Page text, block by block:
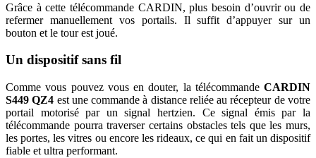
Grâce à cette télécommande CARDIN, plus besoin d’ouvrir ou de
refermer manuellement vos portails. Il suffit d’appuyer sur un
bouton et le tour est joué.
Un dispositif sans fil
Comme vous pouvez vous en douter, la télécommande CARDIN
S449 QZ4 est une commande à distance reliée au récepteur de votre
portail motorisé par un signal hertzien. Ce signal émis par la
télécommande pourra traverser certains obstacles tels que les murs,
les portes, les vitres ou encore les rideaux, ce qui en fait un dispositif
fiable et ultra performant.